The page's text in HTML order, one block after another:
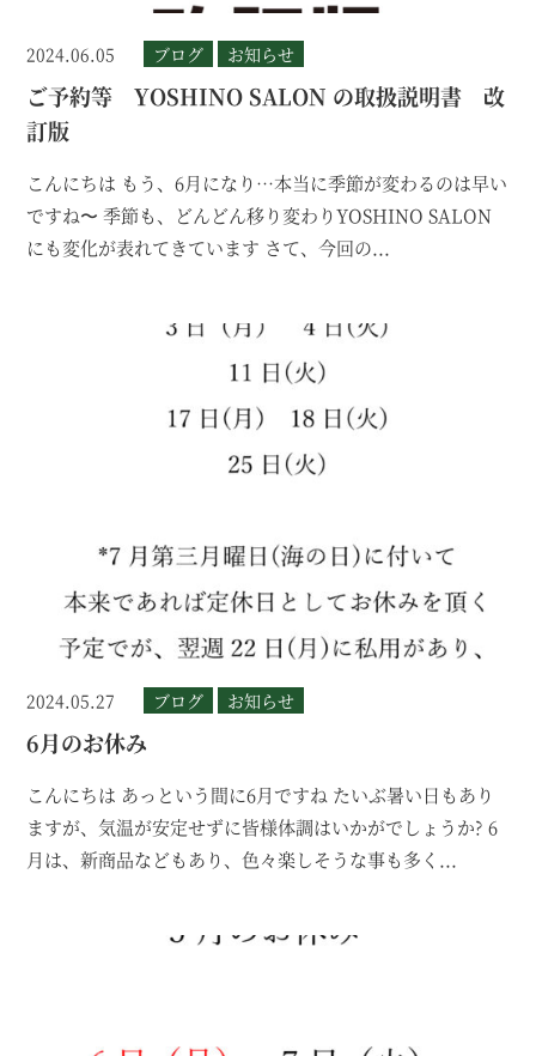
2024.06.05 ブログ お知らせ
ご予約等 YOSHINO SALON の取扱説明書 改
訂版
こんにちは もう、6月になり…本当に季節が変わるのは早い
ですね〜 季節も、どんどん移り変わりYOSHINO SALON
にも変化が表れてきています さて、今回の...
2024.05.27 ブログ お知らせ
6月のお休み
こんにちは あっという間に6月ですね たいぶ暑い日もあり
ますが、気温が安定せずに皆様体調はいかがでしょうか? 6
月は、新商品などもあり、色々楽しそうな事も多く...